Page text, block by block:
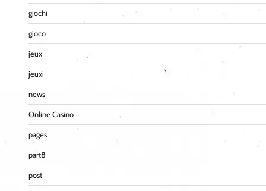
giochi
gioco
jeux
jeuxi
news
Online Casino
pages
part8
post